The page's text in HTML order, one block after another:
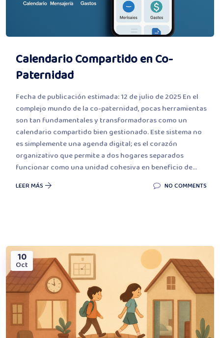
Calendario Compartido en Co-
Paternidad
Fecha de publicación estimada: 12 de julio de 2025 En el
complejo mundo de la co-paternidad, pocas herramientas
son tan fundamentales y transformadoras como un
calendario compartido bien gestionado. Este sistema no
es simplemente una agenda digital; es el corazón
organizativo que permite a dos hogares separados
funcionar como una unidad cohesiva en beneficio de...
LEER MÁS NO COMMENTS
10
Oct